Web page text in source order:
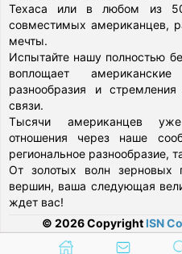
Техаса или в любом из 50
совместимых американцев,
мечты.
Испытайте нашу полностью
воплощает
разнообразия и
связи.
Тысячи американцев
отношения через наше
региональное разнообразие,
От золотых волн зерновых
вершин, ваша следующая
ждет вас!
© 2026 Copyright ISN